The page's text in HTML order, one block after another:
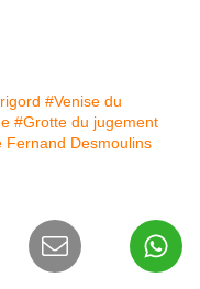
#Venise du
#Grotte du jugement
Fernand Desmoulins